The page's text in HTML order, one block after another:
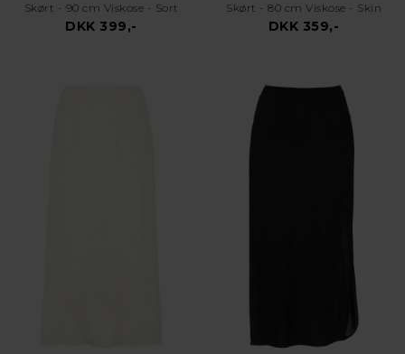
Skørt - 90 cm Viskose - Sort
DKK 399,-
Skørt - 80 cm Viskose - Skin
DKK 359,-